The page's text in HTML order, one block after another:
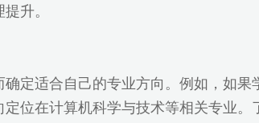
升。
定适合自己的专业方向。例如，如
位在计算机科学与技术等相关专业